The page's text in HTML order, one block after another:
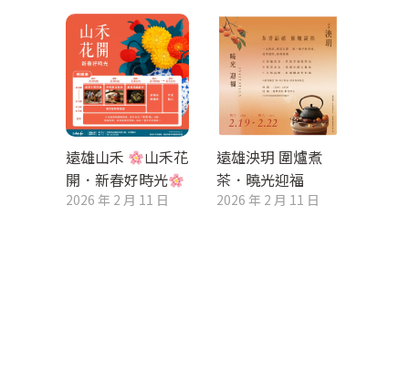
遠雄山禾
山禾花
開．新春好時光
2026 年 2 月 11 日
遠雄泱玥 圍爐煮
茶．曉光迎福
2026 年 2 月 11 日